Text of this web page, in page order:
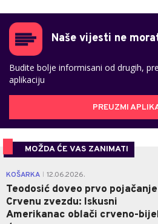
Naše vijesti ne
Budite bolje informisani od drugih,
aplikaciju
PREUZMI
MOŽDA ĆE VAS ZANIMATI
KOŠARKA 12.06.2026.
Teodosić doveo prvo
Crvenu zvezdu: Iskusni
Amerikanac oblači crveno-